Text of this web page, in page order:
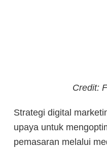
Credit:
Strategi digital
upaya untuk
pemasaran melalui